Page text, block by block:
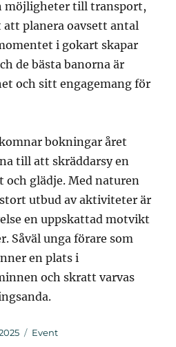
möjligheter till transport,
planera oavsett antal
i gokart skapar
de bästa banorna är
och sitt engagemang för
bokningar året
till att skräddarsy en
och glädje. Med naturen
utbud av aktiviteter är
en uppskattad motvikt
Såväl unga förare som
en plats i
och skratt varvas
Kategorier
Event